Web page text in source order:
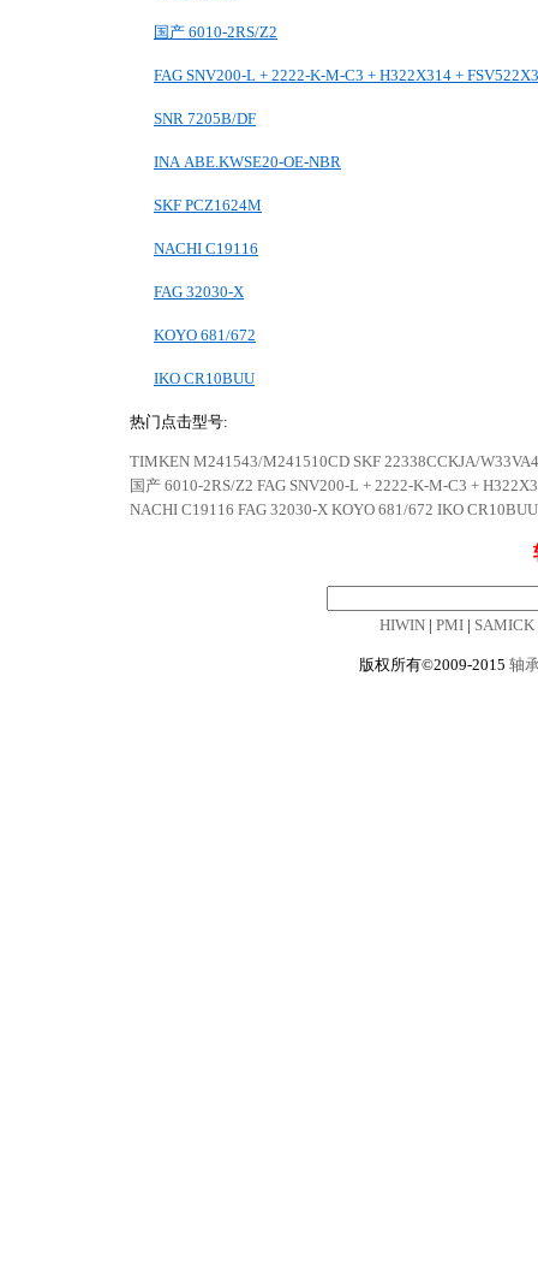
国产 6010-2RS/Z2
FAG SNV200-L + 2222-K-M-C3 + H322X314 +
SNR 7205B/DF
INA ABE.KWSE20-OE-NBR
SKF PCZ1624M
NACHI C19116
FAG 32030-X
KOYO 681/672
IKO CR10BUU
热门点击型号:
TIMKEN M241543/M241510CD SKF 22338CCKJA/
国产 6010-2RS/Z2 FAG SNV200-L + 2222-K-M-C3 +
NACHI C19116 FAG 32030-X KOYO 681/672 IKO CR10BUU
HIWIN| PMI| SAMICK
版权所有©2009-2015 轴